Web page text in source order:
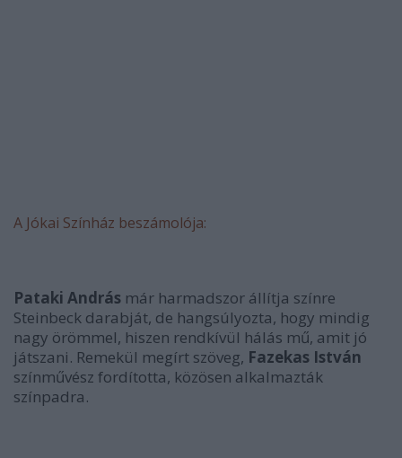
A Jókai Színház beszámolója:
Pataki András már harmadszor állítja színre
Steinbeck darabját, de hangsúlyozta, hogy mindig
nagy örömmel, hiszen rendkívül hálás mű, amit jó
játszani. Remekül megírt szöveg, Fazekas István
színművész fordította, közösen alkalmazták
színpadra.